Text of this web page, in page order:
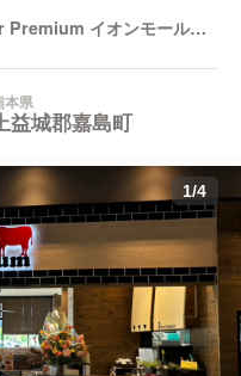
Premium イオンモール熊
本県
益城郡嘉島町
1/4